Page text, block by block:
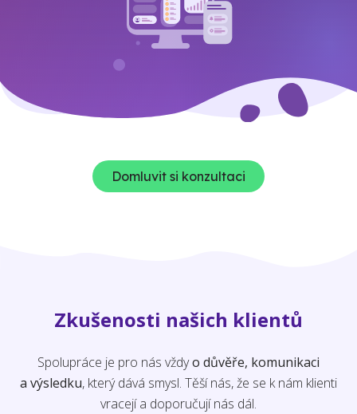
Domluvit si konzultaci
Zkušenosti našich klientů
Spolupráce je pro nás vždyo důvěře, komunikaci
a výsledku, který dává smysl. Těší nás, že se k nám klienti
vracejí a doporučují nás dál.